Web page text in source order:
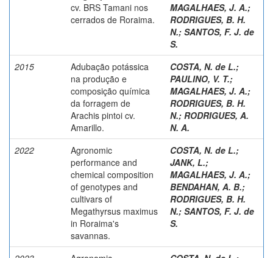
cv. BRS Tamani nos
cerrados de Roraima.
MAGALHAES, J. A.;
RODRIGUES, B. H.
N.; SANTOS, F. J. de
S.
2015
Adubação potássica
na produção e
composição química
da forragem de
Arachis pintoi cv.
Amarillo.
COSTA, N. de L.;
PAULINO, V. T.;
MAGALHAES, J. A.;
RODRIGUES, B. H.
N.; RODRIGUES, A.
N. A.
2022
Agronomic
performance and
chemical composition
of genotypes and
cultivars of
Megathyrsus maximus
in Roraima's
savannas.
COSTA, N. de L.;
JANK, L.;
MAGALHAES, J. A.;
BENDAHAN, A. B.;
RODRIGUES, B. H.
N.; SANTOS, F. J. de
S.